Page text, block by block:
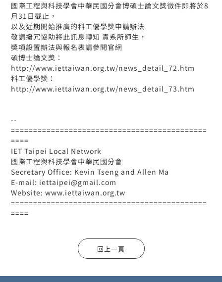
國際工程與科技學會中華民國分會博碩士論文獎徵件即將於8
月31日截止，
以及近期開始推廣的科工優學獎申請辦法
敬請撥冗協助將此訊息轉知 貴系所師生，
獎項設置辦法與報名表請參閱官網
碩博士論文獎：
http://www.iettaiwan.org.tw/news_detail_72.htm
科工優學獎：
http://www.iettaiwan.org.tw/news_detail_73.htm
--
============================================
====
IET Taipei Local Network
國際工程與科技學會中華民國分會
Secretary Office: Kevin Tseng and Allen Ma
E-mail: iettaipei@gmail.com
Website: www.iettaiwan.org.tw
============================================
====